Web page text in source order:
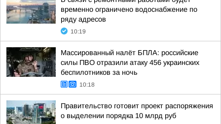
временно ограничено водоснабжение по
ряду адресов
10:19
Массированный налёт БПЛА: российские
силы ПВО отразили атаку 456 украинских
беспилотников за ночь
10:18
Правительство готовит проект распоряжения
о выделении порядка 10 млрд руб